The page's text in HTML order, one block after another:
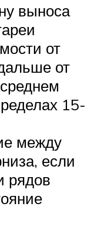
выноса
от
от
15-
между
если
рядов